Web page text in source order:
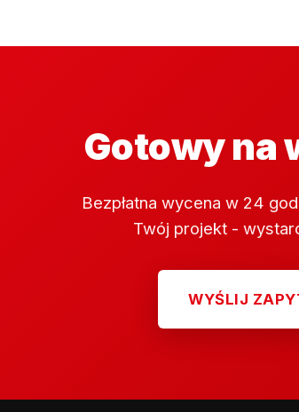
Gotowy na
Bezpłatna wycena w 24
Twój projekt -
WYŚLIJ